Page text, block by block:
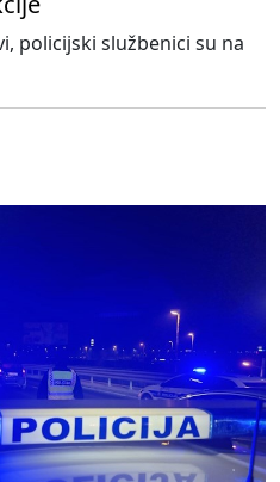
policijski službenici su na